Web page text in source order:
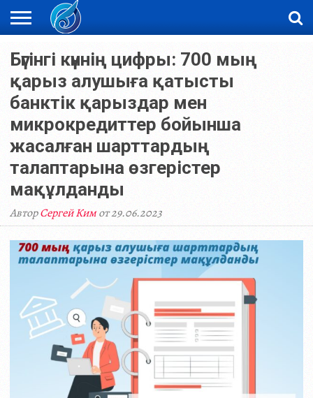
ЖАҢАЛЫҚТАР
НОВОСТИ
ВИДЕО
ФОТОРЕПОРТАЖИ
ОРКЕН
Бүгінгі күннің цифры: 700 мың
қарыз алушыға қатысты
банктік қарыздар мен
микрокредиттер бойынша
жасалған шарттардың
талаптарына өзгерістер
мақұлданды
АвторСергей Кимот 29.06.2023